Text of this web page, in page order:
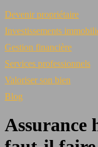
Devenir propriétaire
Investissements
Gestion financière
Services professionnels
Valoriser son bien
Blog
Assurance